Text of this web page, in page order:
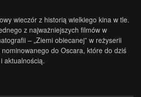
wieczór z historią wielkiego kina w tle.
z najważniejszych filmów w
– „Ziemi obiecanej” w reżyserii
nominowanego do Oscara, które do dziś
aktualnością.